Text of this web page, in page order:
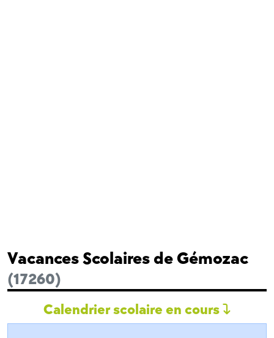
Vacances Scolaires de Gémozac
(17260)
Calendrier scolaire en cours